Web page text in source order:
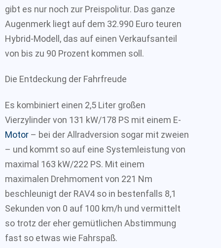
gibt es nur noch zur Preispolitur. Das ganze
Augenmerk liegt auf dem 32.990 Euro teuren
Hybrid-Modell, das auf einen Verkaufsanteil
von bis zu 90 Prozent kommen soll.
Die Entdeckung der Fahrfreude
Es kombiniert einen 2,5 Liter großen
Vierzylinder von 131 kW/178 PS mit einem E-
Motor – bei der Allradversion sogar mit zweien
– und kommt so auf eine Systemleistung von
maximal 163 kW/222 PS. Mit einem
maximalen Drehmoment von 221 Nm
beschleunigt der RAV4 so in bestenfalls 8,1
Sekunden von 0 auf 100 km/h und vermittelt
so trotz der eher gemütlichen Abstimmung
fast so etwas wie Fahrspaß.